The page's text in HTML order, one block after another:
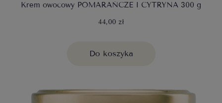
Krem owocowy POMARAŃCZE I CYTRYNA 300 g
44,00 zł
Do koszyka